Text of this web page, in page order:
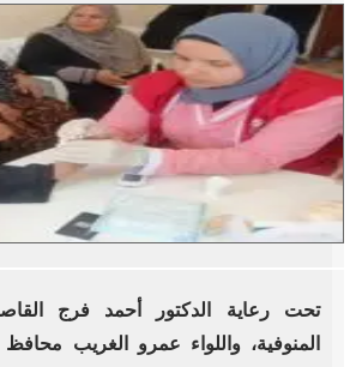
تحت رعاية الدكتور أحمد فرج
المنوفية، واللواء عمرو الغريب